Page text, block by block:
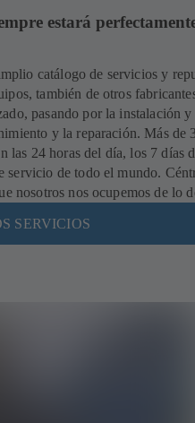
estará
catálogo de servicios y
también de otros
pasando por la instalación y
y la reparación. Más de
las 24 horas del día, los 7 días
servicio de todo el mundo.
nosotros nos ocupemos de lo
SERVICIOS